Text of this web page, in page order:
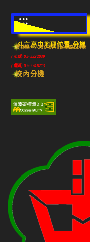
:::
斗六高中地理位置-分機
雲林縣斗六市640010民生路224號
(市話) 05-5322039
(傳真) 05-5348213
校內分機